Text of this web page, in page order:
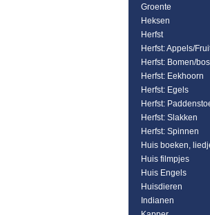
Groente
Heksen
Herfst
Herfst: Appels/
Herfst: Bomen/bos
Herfst: Eekhoorn
Herfst: Egels
Herfst:
Herfst: Slakken
Herfst: Spinnen
Huis boeken,
Huis filmpjes
Huis Engels
Huisdieren
Indianen